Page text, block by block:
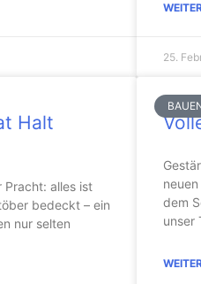
25.
Halt
Pracht: alles ist
bedeckt – ein
nur selten
dem
unser